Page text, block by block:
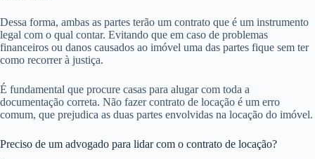
Dessa forma, ambas as partes terão um contrato que é um instrumento
legal com o qual contar. Evitando que em caso de problemas
financeiros ou danos causados ao imóvel uma das partes fique sem ter
como recorrer à justiça.
É fundamental que procure casas para alugar com toda a
documentação correta. Não fazer contrato de locação é um erro
comum, que prejudica as duas partes envolvidas na locação do imóvel.
Preciso de um advogado para lidar com o contrato de locação?